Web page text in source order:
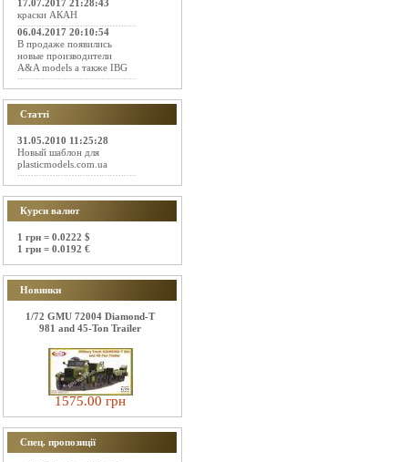
17.07.2017 21:28:43
краски АКАН
06.04.2017 20:10:54
В продаже появились
новые производители
A&A models а также IBG
Статті
31.05.2010 11:25:28
Новый шаблон для
plasticmodels.com.ua
Курси валют
1 грн = 0.0222 $
1 грн = 0.0192 €
Новинки
1/72 GMU 72004 Diamond-T
981 and 45-Ton Trailer
1575.00 грн
Спец. пропозиції